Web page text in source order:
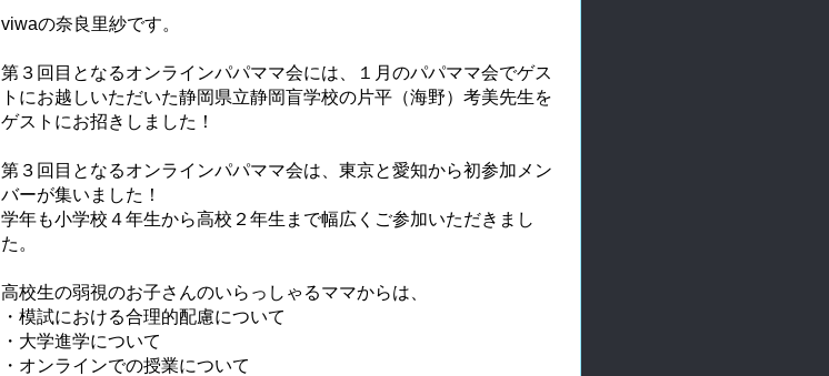
viwaの奈良里紗です。
第３回目となるオンラインパパママ会には、１月のパパママ会でゲス
トにお越しいただいた静岡県立静岡盲学校の片平（海野）考美先生を
ゲストにお招きしました！
第３回目となるオンラインパパママ会は、東京と愛知から初参加メン
バーが集いました！
学年も小学校４年生から高校２年生まで幅広くご参加いただきまし
た。
高校生の弱視のお子さんのいらっしゃるママからは、
・模試における合理的配慮について
・大学進学について
・オンラインでの授業について